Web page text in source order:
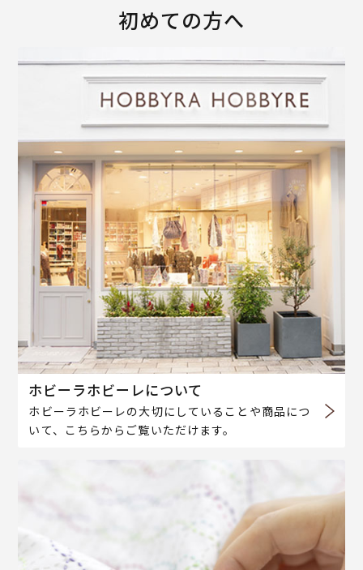
初めての方へ
ホビーラホビーレについて
ホビーラホビーレの大切にしていることや商品につ
いて、こちらからご覧いただけます。